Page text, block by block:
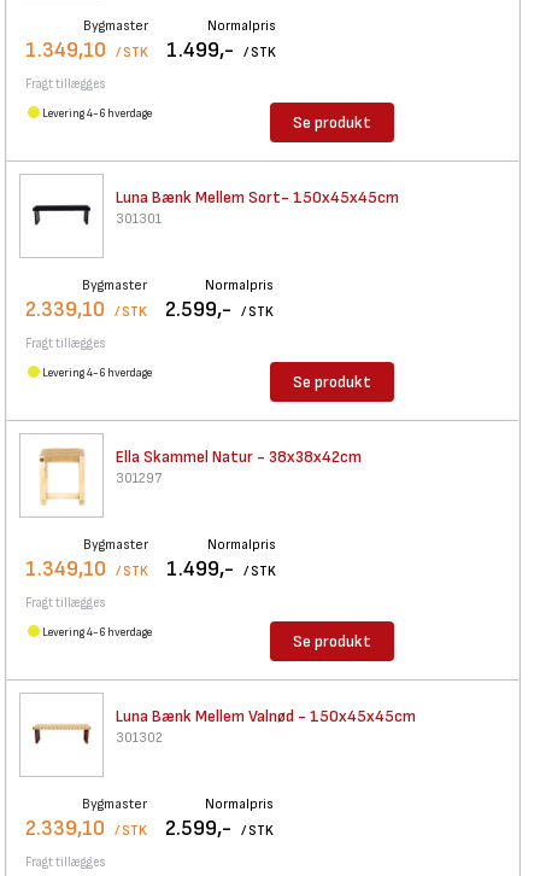
Bygmaster
1.349,10 / STK
Normalpris
1.499,- / STK
Fragt tillægges
Levering 4-6 hverdage Se produkt
Luna Bænk Mellem Sort- 150x45x45cm
301301
Bygmaster
2.339,10 / STK
Normalpris
2.599,- / STK
Fragt tillægges
Levering 4-6 hverdage Se produkt
Ella Skammel Natur - 38x38x42cm
301297
Bygmaster
1.349,10 / STK
Normalpris
1.499,- / STK
Fragt tillægges
Levering 4-6 hverdage Se produkt
Luna Bænk Mellem Valnød - 150x45x45cm
301302
Bygmaster
2.339,10 / STK
Normalpris
2.599,- / STK
Fragt tillægges